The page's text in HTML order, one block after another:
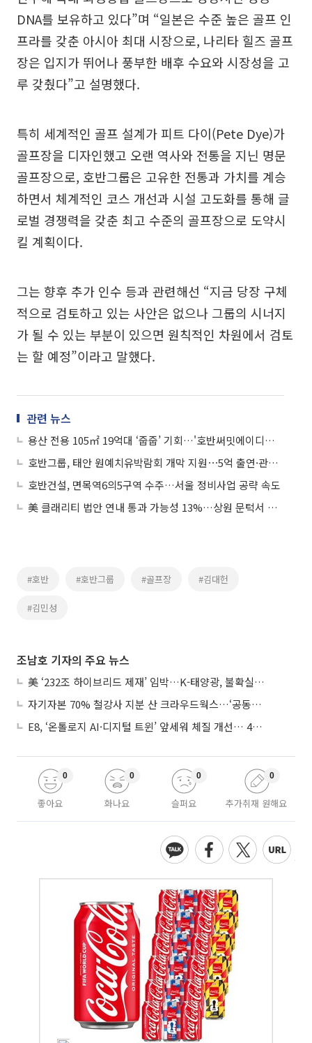
DNA를 보유하고 있다”며 “일본은 수준 높은 골프 인
프라를 갖춘 아시아 최대 시장으로, 나리타 힐즈 골프
장은 입지가 뛰어나 풍부한 배후 수요와 시장성을 고
루 갖췄다”고 설명했다.
특히 세계적인 골프 설계가 피트 다이(Pete Dye)가
골프장을 디자인했고 오랜 역사와 전통을 지닌 명문
골프장으로, 호반그룹은 고유한 전통과 가치를 계승
하면서 체계적인 코스 개선과 시설 고도화를 통해 글
로벌 경쟁력을 갖춘 최고 수준의 골프장으로 도약시
킬 계획이다.
그는 향후 추가 인수 등과 관련해선 “지금 당장 구체
적으로 검토하고 있는 사안은 없으나 그룹의 시너지
가 될 수 있는 부분이 있으면 원칙적인 차원에서 검토
는 할 예정”이라고 말했다.
관련 뉴스
용산 전용 105㎡ 19억대 ‘줍줍’ 기회…'호반써밋에이디션' 무순위 청약
호반그룹, 태안 원예치유박람회 개막 지원⋯5억 출연·관광 연계
호반건설, 면목역6의5구역 수주…서울 정비사업 공략 속도
美 클래리티 법안 연내 통과 가능성 13%…상원 문턱서 제동
#호반 #호반그룹 #골프장 #김대헌
#김민성
조남호 기자의 주요 뉴스
美 ‘232조 하이브리드 제재’ 임박…K-태양광, 불확실성 털고 날개 다나
자기자본 70% 철강사 지분 산 크라우드웍스…‘공동경영’으로 AI 시너지 낼까
E8, ‘온톨로지 AI·디지털 트윈’ 앞세워 체질 개선… 4분기 흑자전환 총력
좋아요
0
화나요
0
슬퍼요
0
추가취재 원해요
0